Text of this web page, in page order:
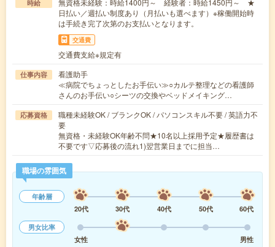
時給
無資格未経験：時給1400円～ 経験者：時給1450円～ ★
日払い／週払い制度あり（月払いも選べます）※稼働開始時
は手続き完了次第のお支払いとなります。
交通費
交通費支給※規定有
仕事内容
看護助手
≪病院でちょっとしたお手伝い≫○カルテ整理などの看護師
さんのお手伝い○シーツの交換やベッドメイキング…
応募資格
職種未経験OK / ブランクOK / パソコンスキル不要 / 英語力不
要
無資格・未経験OK年齢不問★10名以上採用予定★履歴書は
不要です▽応募後の流れ1)翌営業日までに担当…
職場の雰囲気
年齢層
20代
30代 40代 50代
60代
男女比率
女性
男性